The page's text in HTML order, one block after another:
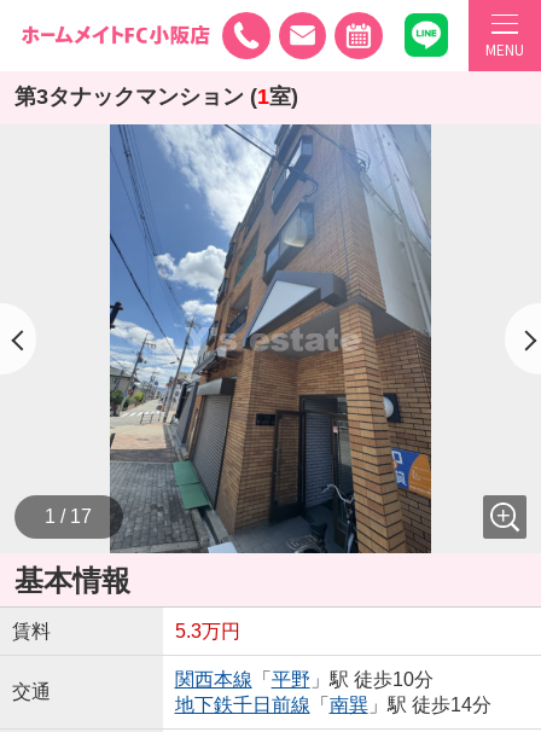
MENU
第3タナックマンション (1室)
1 / 17
基本情報
賃料 5.3万円
交通
関西本線 「 平野 」駅 徒歩10分
地下鉄千日前線 「 南巽」駅 徒歩14分